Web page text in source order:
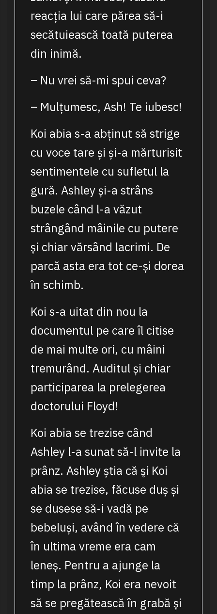
reacția lui care părea să-i
secătuiească toată puterea
din inimă.
– Nu vrei să-mi spui ceva?
– Mulțumesc, Ash! Te iubesc!
Koi abia s-a abținut să strige
cu voce tare și și-a mărturisit
sentimentele cu sufletul la
gură. Ashley și-a strâns
buzele când l-a văzut
strângând mâinile cu putere
și chiar vărsând lacrimi. De
parcă asta era tot ce-și dorea
în schimb.
Koi s-a uitat din nou la
documentul pe care îl citise
de mai multe ori, cu mâini
tremurând. Auditul și chiar
participarea la prelegerea
doctorului Floyd!
Koi abia se trezise când
Ashley l-a sunat să-l invite la
prânz. Ashley știa că şi Koi
abia se trezise, făcuse duș și
se dusese să-i vadă pe
bebeluși, având în vedere că
în ultima vreme era cam
leneș. Pentru a ajunge la
timp la prânz, Koi era nevoit
să se pregătească în grabă și